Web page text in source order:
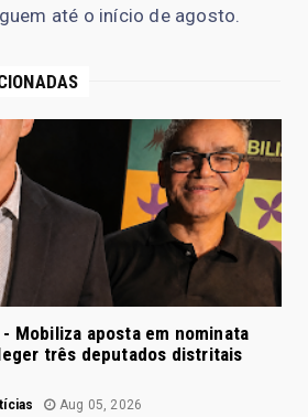
até o início de agosto.
- Mobiliza aposta em nominata
três deputados distritais
Aug 05, 2026